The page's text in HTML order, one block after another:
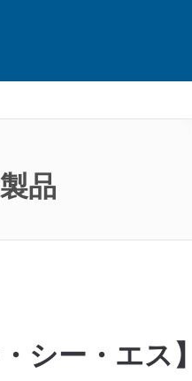
品
シー・エス